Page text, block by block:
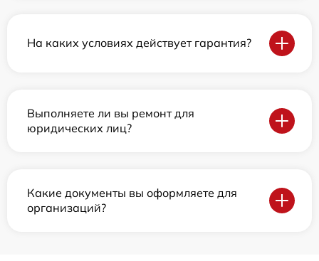
На каких условиях действует гарантия?
Выполняете ли вы ремонт для
юридических лиц?
Какие документы вы оформляете для
организаций?